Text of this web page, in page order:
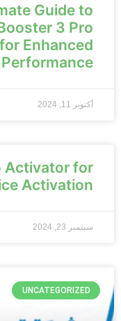
Guide to
Booster 3 Pro
for Enhanced
Performance
أكتوبر 11, 2024
Activator for
Activation
سبتمبر 23, 2024
UNCATEGORIZED